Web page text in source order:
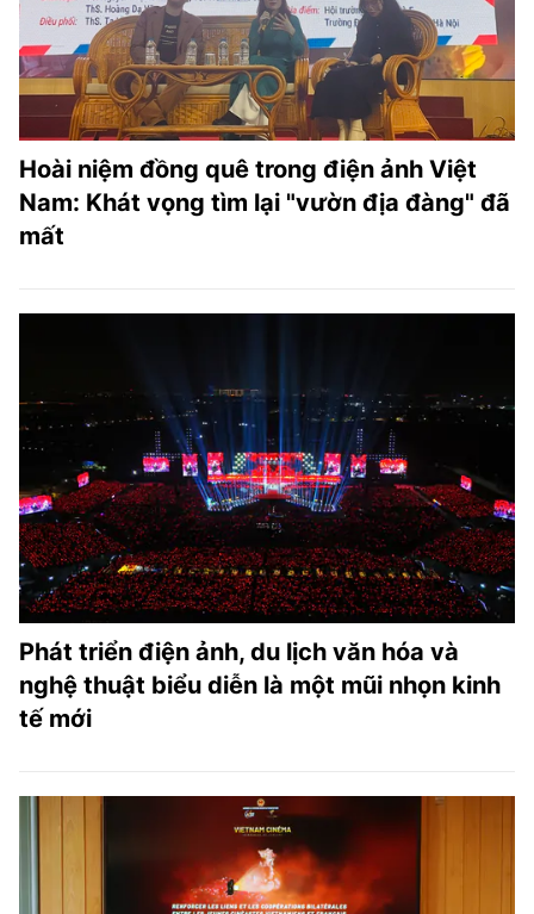
Hoài niệm đồng quê trong điện ảnh Việt
Nam: Khát vọng tìm lại "vườn địa đàng" đã
mất
Phát triển điện ảnh, du lịch văn hóa và
nghệ thuật biểu diễn là một mũi nhọn kinh
tế mới